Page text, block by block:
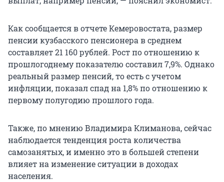
Как сообщается в отчете Кемеровостата, размер
пенсии кузбасского пенсионера в среднем
составляет 21 160 рублей. Рост по отношению к
прошлогоднему показателю составил 7,9%. Однако
реальный размер пенсий, то есть с учетом
инфляции, показал спад на 1,8% по отношению к
первому полугодию прошлого года.
Также, по мнению Владимира Климанова, сейчас
наблюдается тенденция роста количества
самозанятых, и именно это в большей степени
влияет на изменение ситуации в доходах
населения.